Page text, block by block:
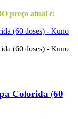
O preço atual é:
Colorida (60